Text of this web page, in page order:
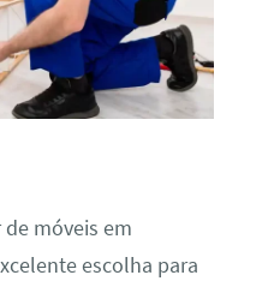
móveis em
escolha para